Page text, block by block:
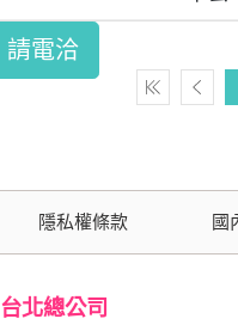
請電洽
隱私權條款 國
台北總公司